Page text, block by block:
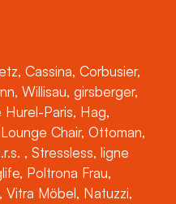
Cassina, Corbusier,
Willisau, girsberger,
Hurel-Paris, Hag,
Chair, Ottoman,
, Stressless, ligne
Poltrona Frau,
Vitra Möbel, Natuzzi,